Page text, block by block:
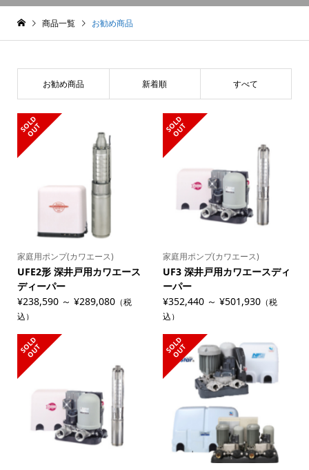
商品一覧 お勧め商品
お勧め商品 新着順 すべて
S
O
L
D
O
U
T
家庭用ポンプ(カワエース)
UFE2形 深井戸用カワエース
ディーパー
¥238,590 ～ ¥289,080（税
込）
S
O
L
D
O
U
T
家庭用ポンプ(カワエース)
UF3 深井戸用カワエースディ
ーパー
¥352,440 ～ ¥501,930 （税
込）
S
O
L
D
O
U
T S
O
L
D
O
U
T